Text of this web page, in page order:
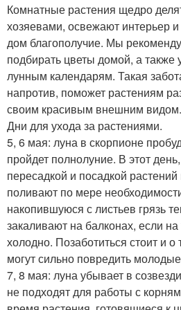
Комнатные растения щедро
хозяевами, освежают интерьер
дом благополучие. Мы
подбирать цветы домой, а также
лунным календарям. Такая
напротив, поможет растениям
своим красивым внешним видом.
Дни для ухода за растениями.
5, 6 мая: луна в скорпионе
пройдет полнолуние. В этот
пересадкой и посадкой
поливают по мере
накопившуюся с листьев грязь
закаливают на балконах, если
холодно. Позаботиться стоит и
могут сильно повредить
7, 8 мая: луна убывает в
не подходят для работы с